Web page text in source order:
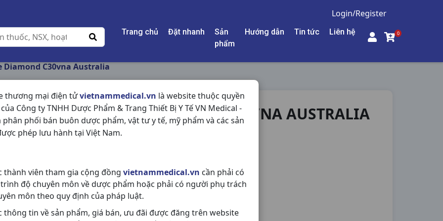
Login/Register
Trang chủ Đặt nhanh
Sản
phẩm
Hướng dẫn Tin tức Liên hệ 0
thương mại điện tửvietnammedical.vn là website thuộc quyền
Công ty TNHH Dược Phẩm & Trang Thiết Bị Y Tế VN Medical -
phân phối bán buôn dược phẩm, vật tư y tế, mỹ phẩm và các sản
phép lưu hành tại Việt Nam.
thành viên tham gia cộng đồng vietnammedical.vn cần phải có
độ chuyên môn về dược phẩm hoặc phải có người phụ trách
môn theo quy định của pháp luật.
thông tin về sản phẩm, giá bán, ưu đãi được đăng trên website
Diamond C30vna Australia
PROCARE DIAMOND C30VNA AUSTRALIA
NSX:Australia
Chia sẻ qua mạng xã hội: